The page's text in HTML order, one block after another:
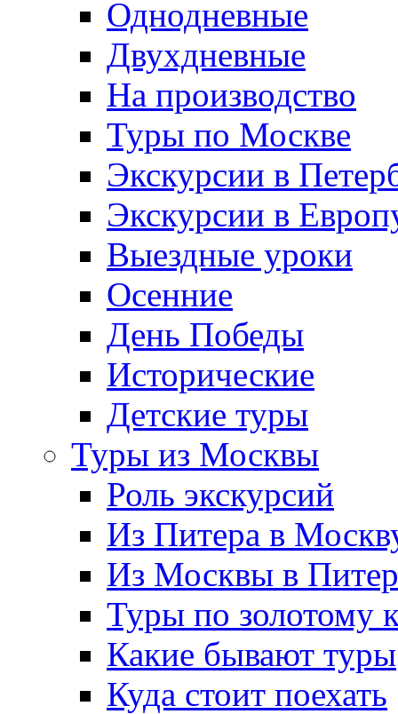
Однодневные
Двухдневные
На производство
Туры по Москве
Экскурсии в
Экскурсии в
Выездные уроки
Осенние
День Победы
Исторические
Детские туры
Туры из Москвы
Роль экскурсий
Из Питера в
Из Москвы в Питер
Туры по золотому
Какие бывают туры
Куда стоит поехать